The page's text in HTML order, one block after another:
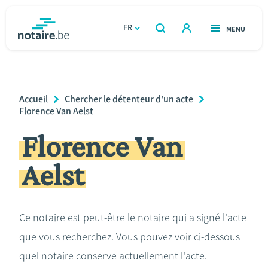
FR
OUVERT
RECHERCHER
OUVERT
MENU
Relations et vivre ensemble
Héritage et donations
Entreprendre
Calculateurs
Breadcrumb
Accueil
Chercher le détenteur d'un acte
Florence Van Aelst
Florence Van
Aelst
Ce notaire est peut-être le notaire qui a signé l'acte
que vous recherchez. Vous pouvez voir ci-dessous
quel notaire conserve actuellement l'acte.